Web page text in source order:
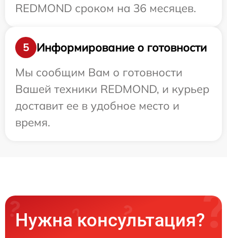
REDMOND сроком на 36 месяцев.
5
Информирование о готовности
Мы сообщим Вам о готовности
Вашей техники REDMOND, и курьер
доставит ее в удобное место и
время.
Нужна консультация?